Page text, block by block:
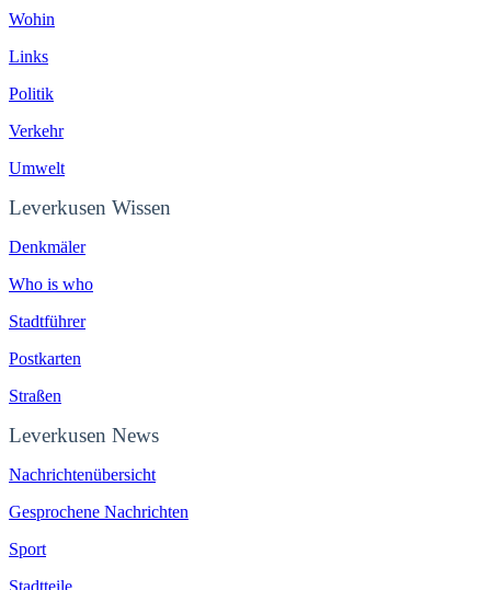
Wohin
Links
Politik
Verkehr
Umwelt
Leverkusen Wissen
Denkmäler
Who is who
Stadtführer
Postkarten
Straßen
Leverkusen News
Nachrichtenübersicht
Gesprochene Nachrichten
Sport